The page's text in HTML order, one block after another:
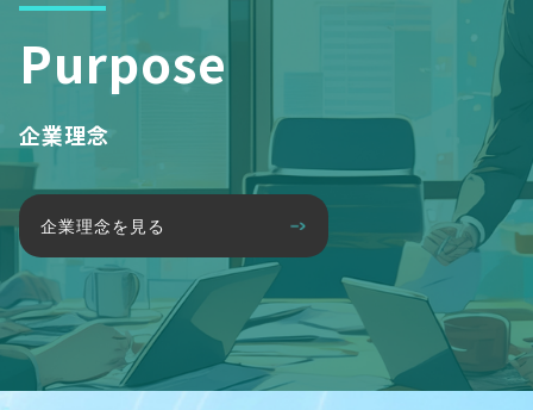
Purpose
企業理念
企業理念を見る